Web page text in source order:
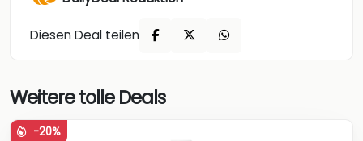
Diesen Deal teilen
Weitere tolle Deals
-20%